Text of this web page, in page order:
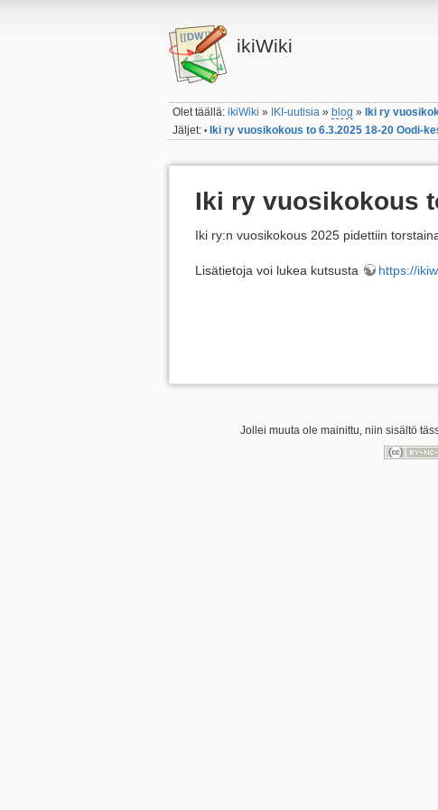
ikiWiki
Olet täällä:ikiWiki » IKI-uutisia » blog » Iki ry
Jäljet: • Iki ry vuosikokous to 6.3.2025 18-20 Oodi-
Iki ry vuosikokous
Iki ry:n vuosikokous 2025 pidettiin
Lisätietoja voi lukea kutsusta https://
Jollei muuta ole mainittu, niin sisältö